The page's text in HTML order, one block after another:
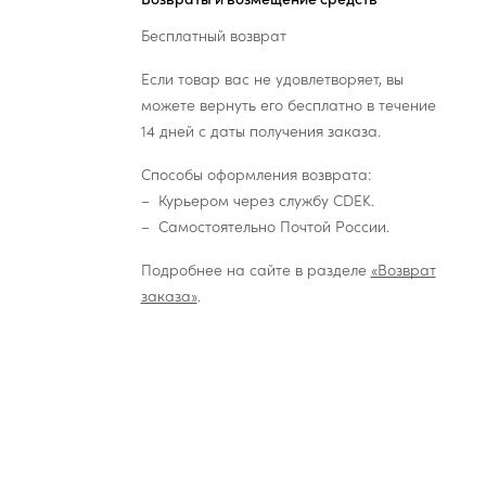
Бесплатный возврат
Если товар вас не удовлетворяет, вы
можете вернуть его бесплатно в течение
14 дней с даты получения заказа.
Способы оформления возврата:
Курьером через службу CDEK.
Самостоятельно Почтой России.
Подробнее на сайте в разделе «Возврат
заказа».